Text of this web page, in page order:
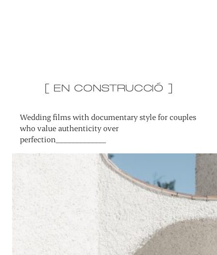
[ EN CONSTRUCCIÓ ]
Wedding films with documentary style for couples
who value authenticity over
perfection_____________